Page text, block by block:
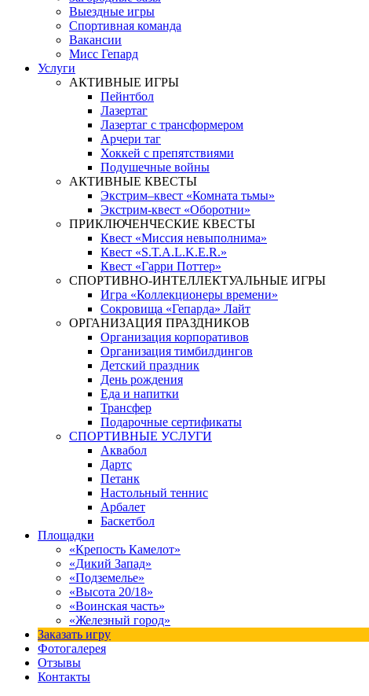
Выездные игры
Спортивная команда
Вакансии
Мисс Гепард
Услуги
АКТИВНЫЕ ИГРЫ
Пейнтбол
Лазертаг
Лазертаг с трансформером
Арчери таг
Хоккей с препятствиями
Подушечные войны
АКТИВНЫЕ КВЕСТЫ
Экстрим–квест «Комната тьмы»
Экстрим-квест «Оборотни»
ПРИКЛЮЧЕНЧЕСКИЕ КВЕСТЫ
Квест «Миссия невыполнима»
Квест «S.T.A.L.K.E.R.»
Квест «Гарри Поттер»
СПОРТИВНО-ИНТЕЛЛЕКТУАЛЬНЫЕ ИГРЫ
Игра «Коллекционеры времени»
Сокровища «Гепарда» Лайт
ОРГАНИЗАЦИЯ ПРАЗДНИКОВ
Организация корпоративов
Организация тимбилдингов
Детский праздник
День рождения
Еда и напитки
Трансфер
Подарочные сертификаты
СПОРТИВНЫЕ УСЛУГИ
Аквабол
Дартс
Петанк
Настольный теннис
Арбалет
Баскетбол
Площадки
«Крепость Камелот»
«Дикий Запад»
«Подземелье»
«Высота 20/18»
«Воинская часть»
«Железный город»
Заказать игру
Фотогалерея
Отзывы
Контакты